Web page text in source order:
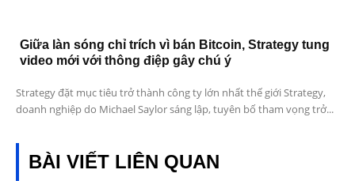
Giữa làn sóng chỉ trích vì bán Bitcoin, Strategy tung
video mới với thông điệp gây chú ý
Strategy đặt mục tiêu trở thành công ty lớn nhất thế giới Strategy,
doanh nghiệp do Michael Saylor sáng lập, tuyên bố tham vọng trở...
BÀI VIẾT LIÊN QUAN